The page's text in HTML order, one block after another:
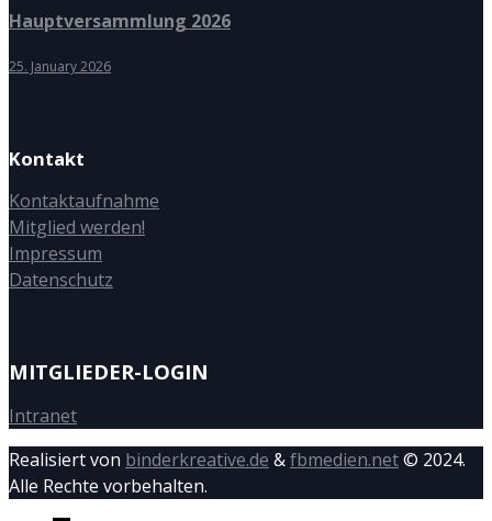
Hauptversammlung 2026
25. January 2026
Kontakt
Kontaktaufnahme
Mitglied werden!
Impressum
Datenschutz
MITGLIEDER-LOGIN
Intranet
Realisiert von binderkreative.de &fbmedien.net© 2024.
Alle Rechte vorbehalten.